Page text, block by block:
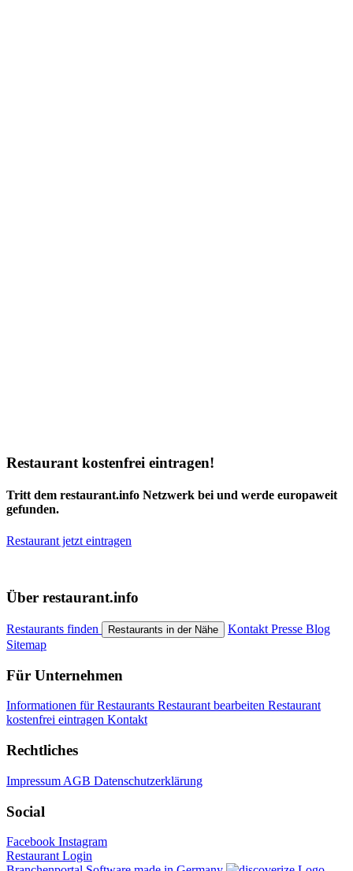
Restaurant kostenfrei eintragen!
Tritt dem restaurant.info Netzwerk bei und werde europaweit
gefunden.
Restaurant jetzt eintragen
Über restaurant.info
Restaurants finden Restaurants in der Nähe Kontakt Presse Blog
Sitemap
Für Unternehmen
Informationen für Restaurants Restaurant bearbeiten Restaurant
kostenfrei eintragen Kontakt
Rechtliches
Impressum AGB Datenschutzerklärung
Social
Facebook Instagram
Restaurant Login